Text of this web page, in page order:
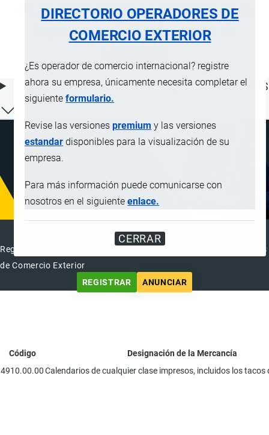
DIRECTORIO OPERADORES DE
COMERCIO EXTERIOR
¿Es operador de comercio internacional? registre
ahora su empresa, únicamente necesita completar el
siguienteformulario.
Revise las versionespremium y las versiones
estandar disponibles para la visualización de su
empresa.
Para más información puede comunicarse con
nosotros en el siguienteenlace.
CERRAR
49.10 Calendarios de cualquier clase
impresos, incluidos los tacos de
ÍNDICE DE CONTENIDOS
DIRECTORIO INTERNACIONAL
Registre su Empresa en el Directorio Internacional de Operadores
de Comercio Exterior
REGISTRAR
ANUNCIAR
Código
Designación de la Mercancía
4910.00.00Calendarios de cualquier clase impresos, incluidos los tacos